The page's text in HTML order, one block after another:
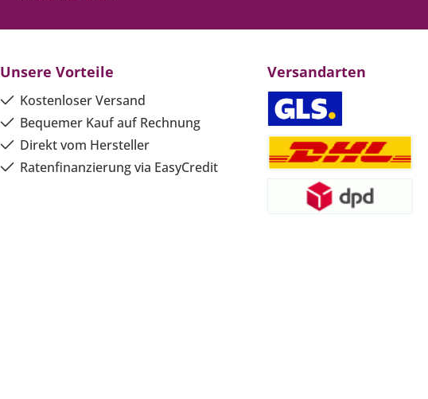
Unsere Vorteile
Kostenloser Versand
Bequemer Kauf auf Rechnung
Direkt vom Hersteller
Ratenfinanzierung via EasyCredit
Versandarten